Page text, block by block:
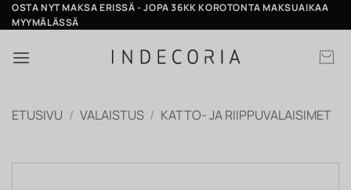
Skip
to
OSTA NYT MAKSA ERISSÄ - JOPA 36KK KOROTONTA MAKSUAIKAA
MYYMÄLÄSSÄ
ETUSIVU / VALAISTUS / KATTO- JA RIIPPUVALAISIMET